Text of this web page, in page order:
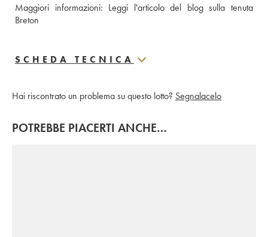
Maggiori informazioni: Leggi l'articolo del blog sulla tenuta
SCHEDA TECNICA
Hai riscontrato un problema su questo lotto? Segnalacelo
POTREBBE PIACERTI ANCHE…